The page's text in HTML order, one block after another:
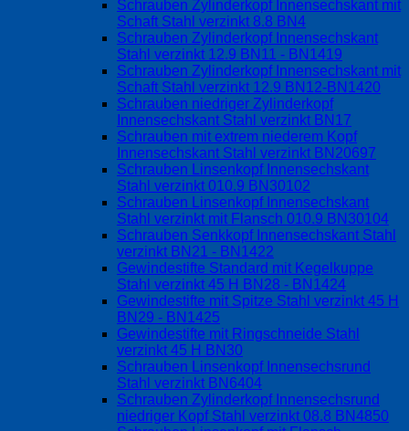
Schrauben Zylinderkopf Innensechskant mit
Schaft Stahl verzinkt 8.8 BN4
Schrauben Zylinderkopf Innensechskant
Stahl verzinkt 12.9 BN11 - BN1419
Schrauben Zylinderkopf Innensechskant mit
Schaft Stahl verzinkt 12.9 BN12-BN1420
Schrauben niedriger Zylinderkopf
Innensechskant Stahl verzinkt BN17
Schrauben mit extrem niederem Kopf
Innensechskant Stahl verzinkt BN20697
Schrauben Linsenkopf Innensechskant
Stahl verzinkt 010.9 BN30102
Schrauben Linsenkopf Innensechskant
Stahl verzinkt mit Flansch 010.9 BN30104
Schrauben Senkkopf Innensechskant Stahl
verzinkt BN21 - BN1422
Gewindestifte Standard mit Kegelkuppe
Stahl verzinkt 45 H BN28 - BN1424
Gewindestifte mit Spitze Stahl verzinkt 45 H
BN29 - BN1425
Gewindestifte mit Ringschneide Stahl
verzinkt 45 H BN30
Schrauben Linsenkopf Innensechsrund
Stahl verzinkt BN6404
Schrauben Zylinderkopf Innensechsrund
niedriger Kopf Stahl verzinkt 08.8 BN4850